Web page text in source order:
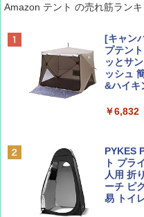
ディズ
誌] (Ｄ
￥713
￥1,540
D40 地
力的な
￥2,079
￥2,479
Amazon テント の売れ筋ラン
[キャン
プテン
ッとサ
ッシュ
&ハイキ
￥6,832
PYKES
ト プラ
人用 折
ーチ ピ
易 トイ